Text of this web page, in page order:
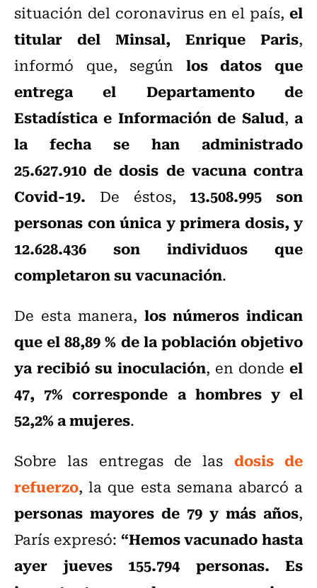
situación del coronavirus en el país, el
titular del Minsal, Enrique Paris,
informó que, según los datos que
entrega el Departamento de
Estadística e Información de Salud,a
la fecha se han administrado
25.627.910 de dosis de vacuna contra
Covid-19. De éstos, 13.508.995 son
personas con única y primera dosis, y
12.628.436 son individuos que
completaron su vacunación.
De esta manera, los números indican
que el 88,89 % de la población objetivo
ya recibió su inoculación, en donde el
47, 7% corresponde a hombres y el
52,2% a mujeres.
Sobre las entregas de las dosis de
refuerzo, la que esta semana abarcó a
personas mayores de 79 y más años,
París expresó: “Hemos vacunado hasta
ayer jueves 155.794 personas. Es